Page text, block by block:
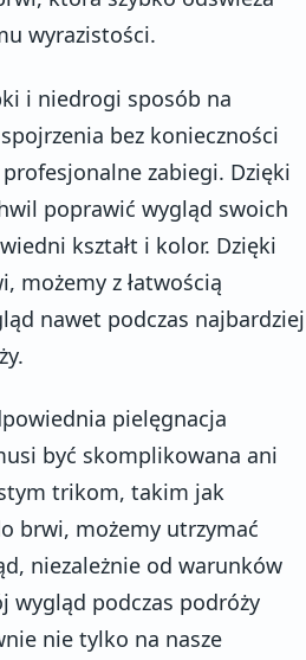
wyrazistości.
i niedrogi sposób na
bez konieczności
zabiegi. Dzięki
poprawić wygląd swoich
kształt i kolor. Dzięki
możemy z łatwością
nawet podczas najbardziej
pielęgnacja
być skomplikowana ani
trikom, takim jak
brwi, możemy utrzymać
niezależnie od warunków
wygląd podczas podróży
nie tylko na nasze